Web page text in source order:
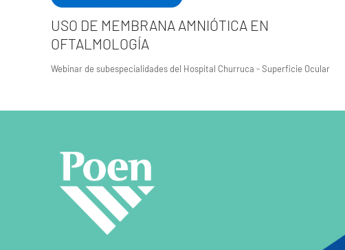
USO DE MEMBRANA AMNIÓTICA EN
OFTALMOLOGÍA
Webinar de subespecialidades del Hospital Churruca - Superficie Ocular